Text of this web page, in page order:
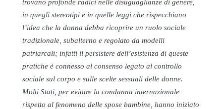
trovano profonde radici nelle disuguaglianze di genere,
in quegli stereotipi e in quelle leggi che rispecchiano
l’idea che la donna debba ricoprire un ruolo sociale
tradizionale, subalterno e regolato da modelli
patriarcali; infatti il persistere dell’esistenza di queste
pratiche è connesso al consenso legato al controllo
sociale sul corpo e sulle scelte sessuali delle donne.
Molti Stati, per evitare la condanna internazionale
rispetto al fenomeno delle spose bambine, hanno iniziato